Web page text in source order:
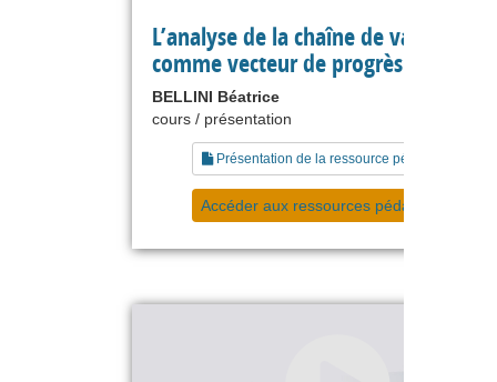
L’analyse de la chaîne de valeur
comme vecteur de progrès
BELLINI Béatrice
cours / présentation
Présentation de la ressource pédagogique
Accéder aux ressources pédagogiques